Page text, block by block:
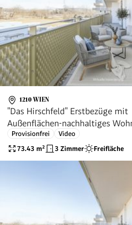
1210 WIEN
"Das Hirschfeld" Erstbezüge mit
Außenflächen-nachhaltiges
Rande der Stadt!
Provisionfrei
Video
73.43 m² 3 Zimmer Freifläche